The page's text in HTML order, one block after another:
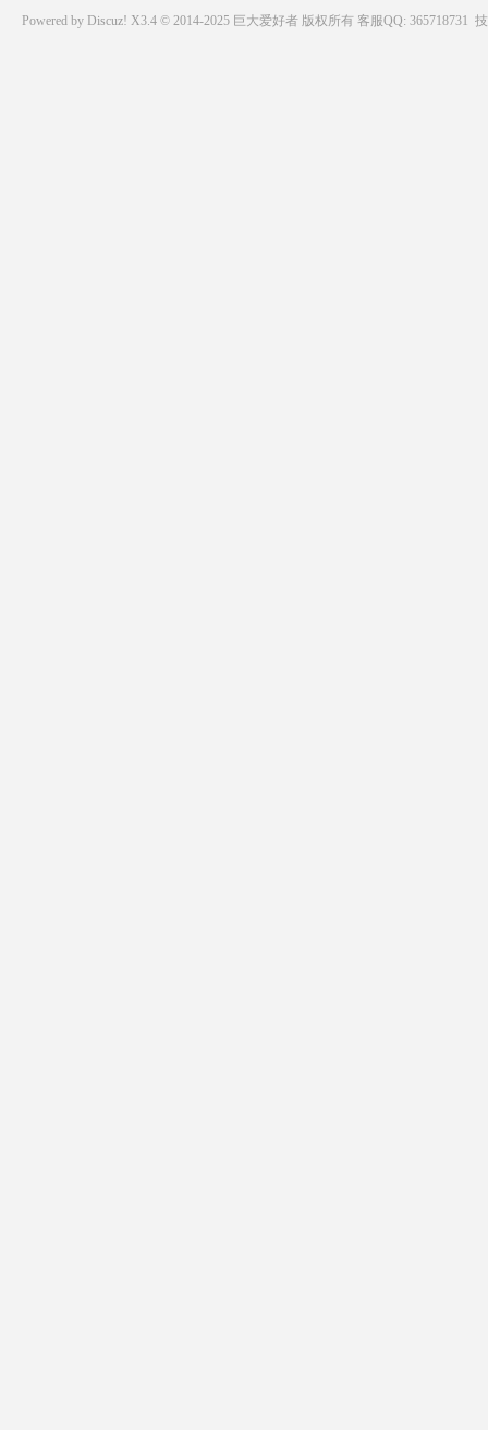
Powered by Discuz! X3.4 © 2014-2025 巨大爱好者版权所有 客服QQ: 365718731